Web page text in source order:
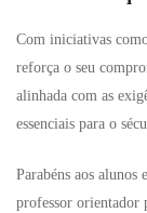
Com iniciativas
reforça o seu
alinhada com as
essenciais para o
Parabéns aos
professor orientador